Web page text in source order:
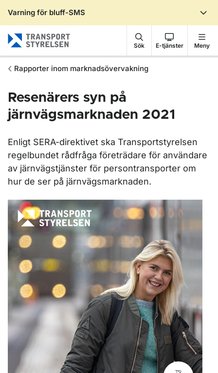
Varning för bluff-SMS
Sök E-tjänster Meny
Rapporter inom marknadsövervakning
Resenärers syn på
järnvägsmarknaden 2021
Enligt SERA-direktivet ska Transportstyrelsen
regelbundet rådfråga företrädare för användare
av järnvägstjänster för persontransporter om
hur de ser på järnvägsmarknaden.